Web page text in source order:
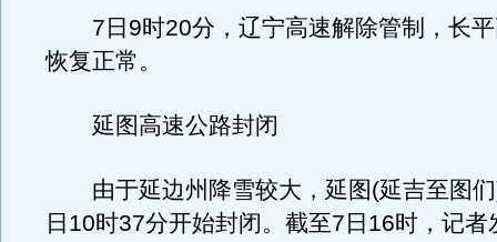
7日9时20分，辽宁高速解除管制，长平
恢复正常。
延图高速公路封闭
由于延边州降雪较大，延图(延吉至图们
日10时37分开始封闭。截至7日16时，记者